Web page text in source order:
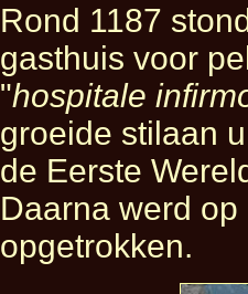
Rond 1187
gasthuis voor
"hospitale
groeide stilaan
de Eerste
Daarna werd
opgetrokken.